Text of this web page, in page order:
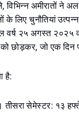
अमीरातों ने
के लिए चुनौतियां
वर्ष २५ अगस्त २०२५
छोड़कर, जो एक दिन
है:
सेमेस्टर: १३